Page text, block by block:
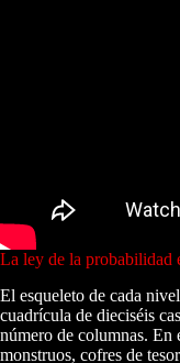
La ley de la probabilidad
El esqueleto de cada
cuadrícula de dieciséis
número de columnas. En
monstruos, cofres de